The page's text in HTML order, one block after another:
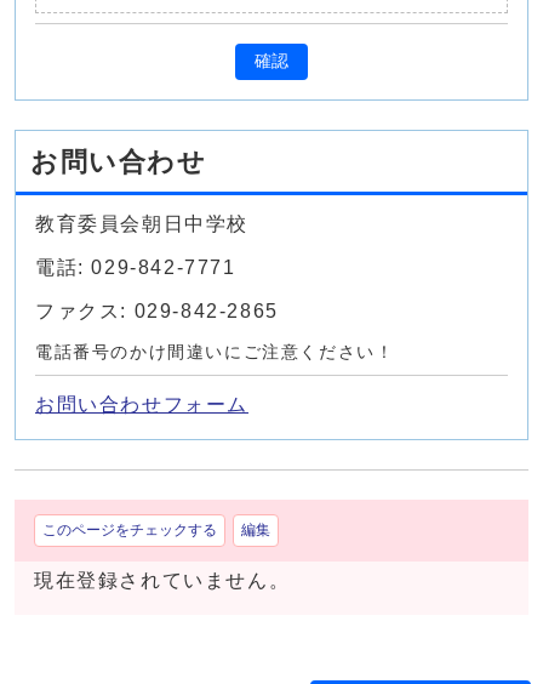
確認
お問い合わせ
教育委員会朝日中学校
電話: 029-842-7771
ファクス: 029-842-2865
電話番号のかけ間違いにご注意ください！
お問い合わせフォーム
このページをチェックする 編集
現在登録されていません。